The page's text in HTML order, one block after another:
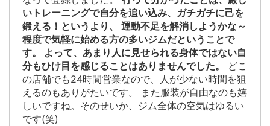
いトレーニングで自分を追い込み、ガチガチに己を
鍛える！というより、 運動不足を解消しようかな～
程度で気軽に始める方の多いジムだということで
す。 よって、あまり人に見せられる身体ではない自
分もひけ目を感じることはありませんでした。
どこ
の店舗でも24時間営業なので、人が少ない時間を狙
えるのもありがたいです。 また服装が自由なのも嬉
しいですね。そのせいか、ジム全体の空気はゆるい
です(笑)